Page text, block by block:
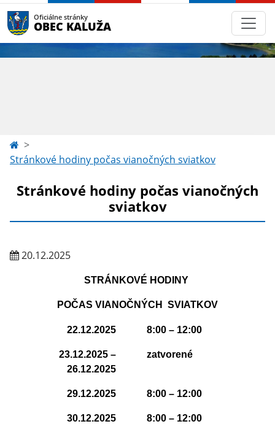
Oficiálne stránky
OBEC KALUŽA
Stránkové hodiny počas vianočných sviatkov
Stránkové hodiny počas vianočných
sviatkov
20.12.2025
STRÁNKOVÉ HODINY
POČAS VIANOČNÝCH SVIATKOV
22.12.2025 8:00 – 12:00
23.12.2025 –
26.12.2025
zatvorené
29.12.2025 8:00 – 12:00
30.12.2025 8:00 – 12:00